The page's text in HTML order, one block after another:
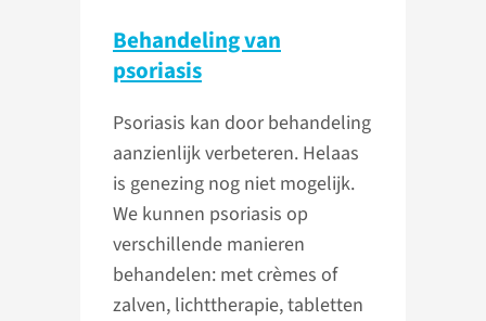
Behandeling van
psoriasis
Psoriasis kan door behandeling
aanzienlijk verbeteren. Helaas
is genezing nog niet mogelijk.
We kunnen psoriasis op
verschillende manieren
behandelen: met crèmes of
zalven, lichttherapie, tabletten